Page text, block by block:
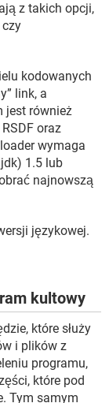
z takich opcji,
czy
kodowanych
link, a
jest również
oraz
wymaga
1.5 lub
najnowszą
językowej.
kultowy
które służy
i plików z
programu,
które pod
Tym samym